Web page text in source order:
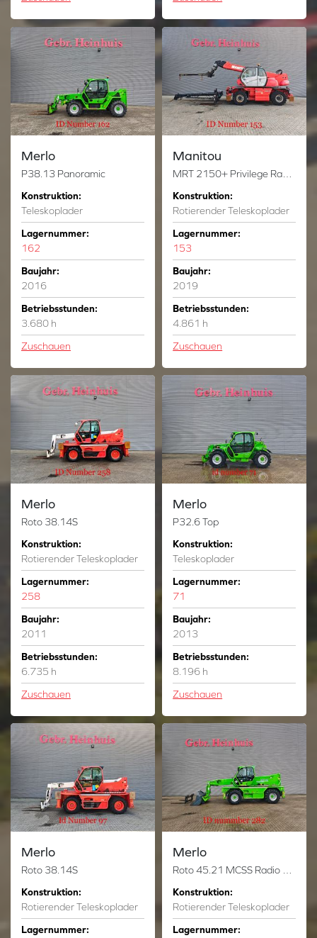
Merlo
P38.13 Panoramic
Konstruktion:
Teleskoplader
Lagernummer:
162
Baujahr:
2016
Betriebsstunden:
3.680 h
Zuschauen
Manitou
Konstruktion:
Rotierender Teleskoplader
Lagernummer:
153
Baujahr:
2019
Betriebsstunden:
4.861 h
Zuschauen
Merlo
Roto 38.14S
Konstruktion:
Rotierender Teleskoplader
Lagernummer:
258
Baujahr:
2011
Betriebsstunden:
6.735 h
Zuschauen
Merlo
P32.6 Top
Konstruktion:
Teleskoplader
Lagernummer:
71
Baujahr:
2013
Betriebsstunden:
8.196 h
Zuschauen
Merlo
Roto 38.14S
Konstruktion:
Rotierender Teleskoplader
Lagernummer:
Merlo
Konstruktion:
Rotierender Teleskoplader
Lagernummer: